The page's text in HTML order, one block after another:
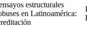
estructurales
en Latinoamérica: